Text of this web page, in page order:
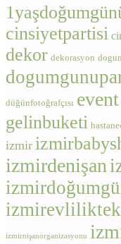
cinsiyetpartisi
dekor dekorasyon
düğünfotoğrafçısı event
gelinbuketi
izmir
izmirdenişan
izmirnişanorganizasyonu